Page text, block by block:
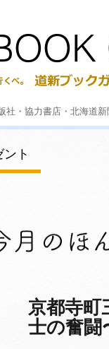
・協力書店・北海道
ント
京都寺
士の奮闘